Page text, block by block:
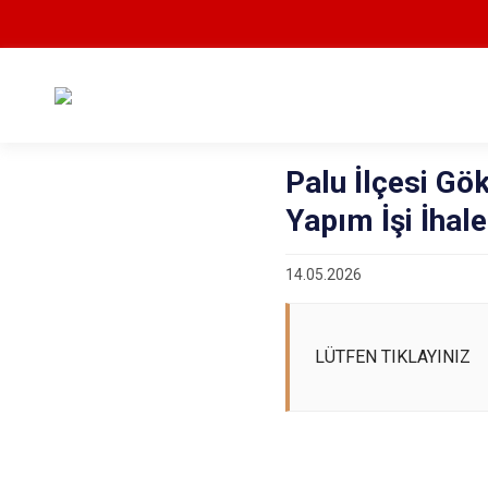
Palu İlçesi
Yapım İşi
14.05.2026
LÜTFEN TIKLAYINIZ